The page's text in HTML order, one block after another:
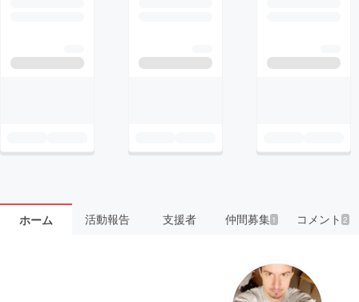
ホーム 活動報告 支援者 仲間募集 1 コメント 2